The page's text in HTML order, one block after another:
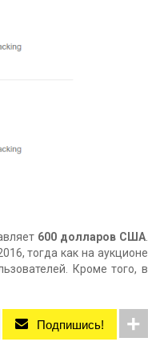
600 долларов США
тогда как на аукционе
Кроме того, в
Подпишись!